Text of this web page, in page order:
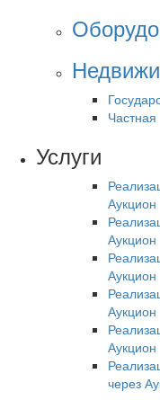
Частная
Услуги
Аукцион
Аукцион
Аукцион
Аукцион
Аукцион
через